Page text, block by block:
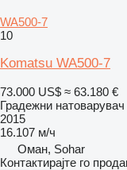
WA500-7
10
Komatsu WA500-7
73.000 US$ ≈ 63.180 €
Градежни
2015
16.107 м/ч
Оман, Sohar
Контактирајте го